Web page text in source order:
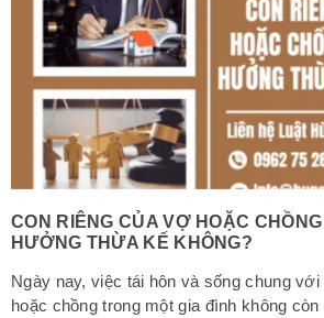
CON RIÊNG CỦA VỢ HOẶC
HƯỞNG THỪA KẾ KHÔNG?
Ngày nay, việc tái hôn và sống chung
hoặc chồng trong một gia đình không còn